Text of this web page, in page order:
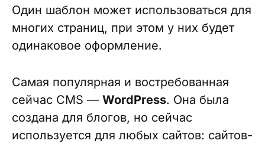
Один шаблон может использоваться для
многих страниц, при этом у них будет
одинаковое оформление.
Самая популярная и востребованная
сейчас CMS — WordPress. Она была
создана для блогов, но сейчас
используется для любых сайтов: сайтов-